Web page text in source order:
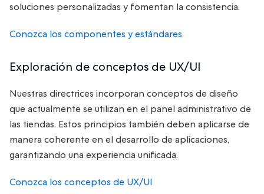
soluciones personalizadas y fomentan la consistencia.
Conozca los componentes y estándares
Exploración de conceptos de UX/UI
Nuestras directrices incorporan conceptos de diseño
que actualmente se utilizan en el panel administrativo de
las tiendas. Estos principios también deben aplicarse de
manera coherente en el desarrollo de aplicaciones,
garantizando una experiencia unificada.
Conozca los conceptos de UX/UI